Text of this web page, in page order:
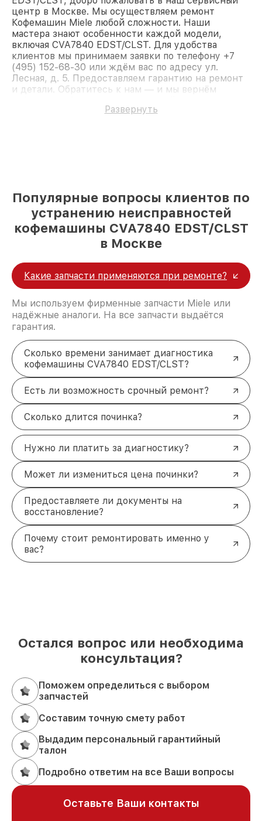
центр в Москве. Мы осуществляем ремонт
Кофемашин Miele любой сложности. Наши
мастера знают особенности каждой модели,
включая CVA7840 EDST/CLST. Для удобства
клиентов мы принимаем заявки по телефону +7
(495) 152-68-30 или ждём вас по адресу ул.
Лесная, д. 5. Предоставляем гарантию на ремонт
и детали. Обратитесь к нам — и мы вернём
Развернуть
Популярные вопросы клиентов по
устранению неисправностей
кофемашины CVA7840 EDST/CLST
в Москве
Какие запчасти применяются при ремонте?
Мы используем фирменные запчасти Miele или
надёжные аналоги. На все запчасти выдаётся
гарантия.
Сколько времени занимает диагностика
кофемашины CVA7840 EDST/CLST?
Есть ли возможность срочный ремонт?
Сколько длится починка?
Нужно ли платить за диагностику?
Может ли измениться цена починки?
Предоставляете ли документы на
восстановление?
Почему стоит ремонтировать именно у
вас?
Остался вопрос или необходима
консультация?
Поможем определиться с выбором
запчастей
Составим точную смету работ
Выдадим персональный гарантийный
талон
Подробно ответим на все Ваши вопросы
Оставьте Ваши контакты